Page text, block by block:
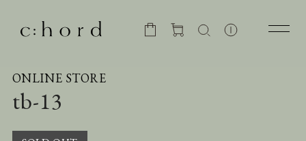
ONLINE STORE
tb-13